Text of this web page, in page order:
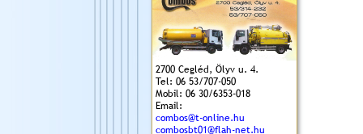
2700 Cegléd, Ölyv u. 4.
Tel: 06 53/707-050
Mobil: 06 30/6353-018
Email:
combos@t-online.hu
combosbt01@flah-net.hu